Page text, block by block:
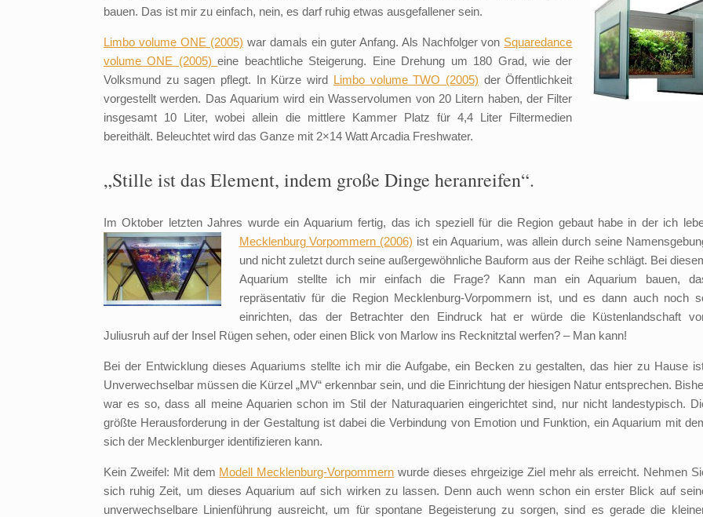
bauen. Das ist mir zu einfach, nein, es darf ruhig etwas ausgefallener sein.
Limbo volume ONE (2005) war damals ein guter Anfang. Als Nachfolger von Squaredance
volume ONE (2005)eine beachtliche Steigerung. Eine Drehung um 180 Grad, wie der
Volksmund zu sagen pflegt. In Kürze wird Limbo volume TWO (2005) der Öffentlichkeit
vorgestellt werden. Das Aquarium wird ein Wasservolumen von 20 Litern haben, der Filter
insgesamt 10 Liter, wobei allein die mittlere Kammer Platz für 4,4 Liter Filtermedien
bereithält. Beleuchtet wird das Ganze mit 2×14 Watt Arcadia Freshwater.
„Stille ist das Element, indem große Dinge heranreifen“.
Im Oktober letzten Jahres wurde ein Aquarium fertig, das ich speziell für die Region gebaut habe in der ich
MecklenburgVorpommern (2006) ist ein Aquarium, was allein durch seine
und nicht zuletzt durch seine außergewöhnliche Bauform aus der Reihe schlägt. Bei
Aquarium stellte ich mir einfach die Frage? Kann man ein Aquarium bauen,
repräsentativ für die Region Mecklenburg-Vorpommern ist, und es dann auch noch
einrichten, das der Betrachter den Eindruck hat er würde die Küstenlandschaft
Juliusruh auf der Insel Rügen sehen, oder einen Blick von Marlow ins Recknitztal werfen? – Man kann!
Bei der Entwicklung dieses Aquariums stellte ich mir die Aufgabe, ein Becken zu gestalten, das hier zu Hause
Unverwechselbar müssen die Kürzel „MV“ erkennbar sein, und die Einrichtung der hiesigen Natur entsprechen.
war es so, dass all meine Aquarien schon im Stil der Naturaquarien eingerichtet sind, nur nicht landestypisch.
größte Herausforderung in der Gestaltung ist dabei die Verbindung von Emotion und Funktion, ein Aquarium mit
sich der Mecklenburger identifizieren kann.
Kein Zweifel: Mit dem Modell Mecklenburg-Vorpommern wurde dieses ehrgeizige Ziel mehr als erreicht. Nehmen
sich ruhig Zeit, um dieses Aquarium auf sich wirken zu lassen. Denn auch wenn schon ein erster Blick auf
unverwechselbare Linienführung ausreicht, um für spontane Begeisterung zu sorgen, sind es gerade die